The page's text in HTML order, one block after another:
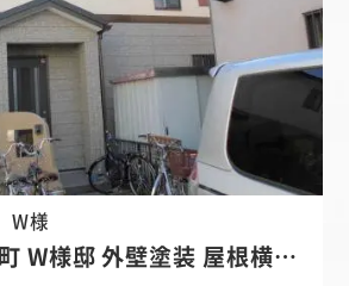
W様
春日井市 月見町 W様邸 外壁塗装 屋根横暖ルーフ板金カバー ベランダ防水 物干し取付リフォーム